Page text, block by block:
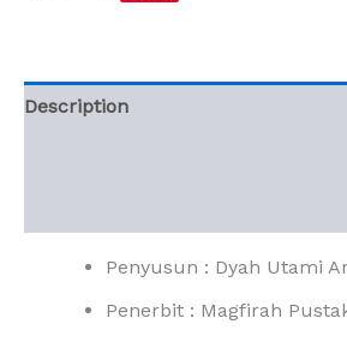
Description
Penyusun : Dyah Utami
Penerbit : Magfirah